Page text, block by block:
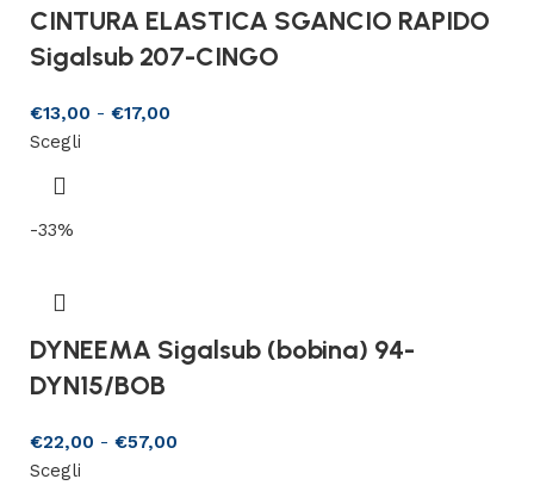
CINTURA ELASTICA SGANCIO RAPIDO
Sigalsub 207-CINGO
€13,00 - €17,00
Scegli
-33%
DYNEEMA Sigalsub (bobina) 94-
DYN15/BOB
€22,00 - €57,00
Scegli